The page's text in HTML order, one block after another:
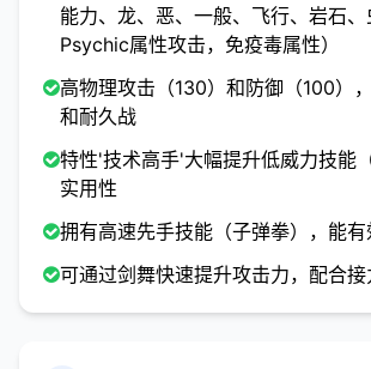
能力、龙、恶、一般、飞行、岩石、
Psychic属性攻击，免疫毒属性）
高物理攻击（130）和防御（100）
和耐久战
特性'技术高手'大幅提升低威力技能
实用性
拥有高速先手技能（子弹拳），能
可通过剑舞快速提升攻击力，配合